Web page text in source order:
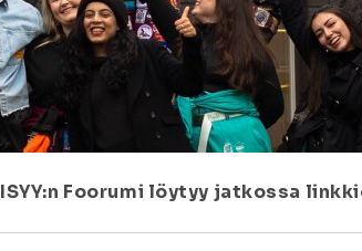
ISYY:n Foorumi löytyy jatkossa